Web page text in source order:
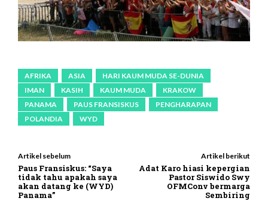
AFRIKA ASIA
HARI KAUM MUDA SE-DUNIA
IMAN
KASIH KAUM MUDA
KRAKOW
PANAMA
PAUS FRANSISKUS
PENGHARAPAN
POLANDIA
WYD
Artikel sebelum
Paus Fransiskus: “Saya
tidak tahu apakah saya
akan datang ke (WYD)
Panama”
Artikel berikut
Adat Karo hiasi kepergian
Pastor Siswido Swy
OFMConv bermarga
Sembiring